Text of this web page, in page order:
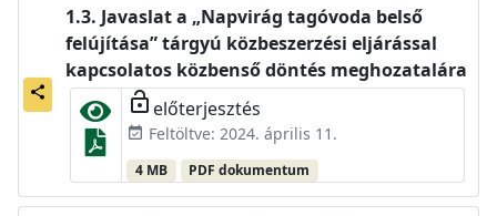
share
Javaslat a „Napvirág tagóvoda belső
felújítása” tárgyú közbeszerzési eljárással
kapcsolatos közbenső döntés meghozatalára
lock_open előterjesztés
event_available Feltöltve: 2024. április 11.
4 MB PDF dokumentum